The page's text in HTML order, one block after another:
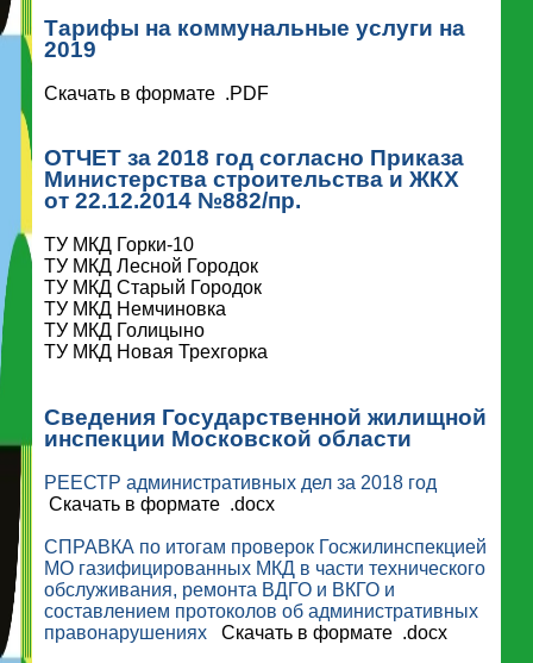
Тарифы на коммунальные услуги на
2019
Скачать в формате .PDF
ОТЧЕТ за 2018 год согласно Приказа
Министерства строительства и ЖКХ
от 22.12.2014 №882/пр.
ТУ МКД Горки-10
ТУ МКД Лесной Городок
ТУ МКД Старый Городок
ТУ МКД Немчиновка
ТУ МКД Голицыно
ТУ МКД Новая Трехгорка
Сведения Государственной жилищной
инспекции Московской области
РЕЕСТР административных дел за 2018 год
Скачать в формате .docx
СПРАВКА по итогам проверок Госжилинспекцией
МО газифицированных МКД в части технического
обслуживания, ремонта ВДГО и ВКГО и
составлением протоколов об административных
правонарушениях Скачать в формате .docx